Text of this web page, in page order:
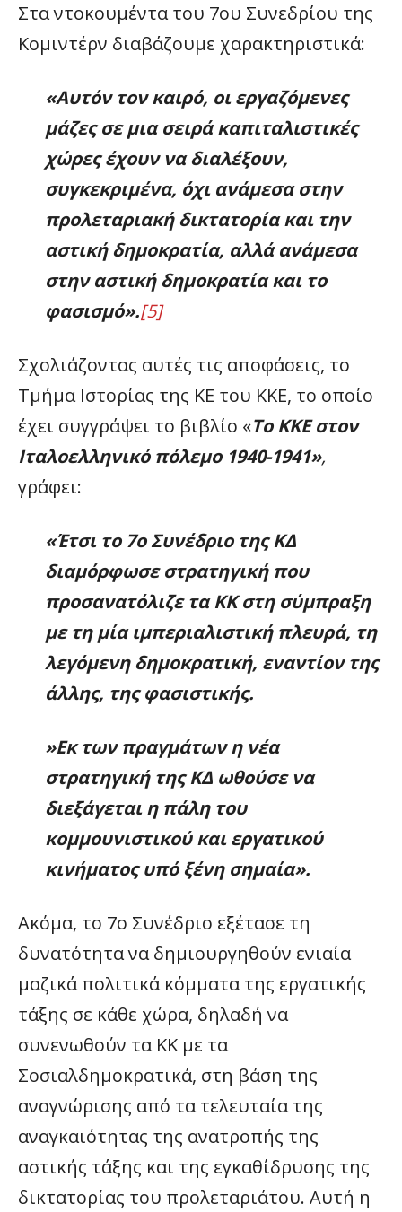
Στα ντοκουμέντα του 7ου Συνεδρίου της
Κομιντέρν διαβάζουμε χαρακτηριστικά:
«Αυτόν τον καιρό, οι εργαζόμενες
μάζες σε μια σειρά καπιταλιστικές
χώρες έχουν να διαλέξουν,
συγκεκριμένα, όχι ανάμεσα στην
προλεταριακή δικτατορία και την
αστική δημοκρατία, αλλά ανάμεσα
στην αστική δημοκρατία και το
φασισμό».[5]
Σχολιάζοντας αυτές τις αποφάσεις, το
Τμήμα Ιστορίας της ΚΕ του ΚΚΕ, το οποίο
έχει συγγράψει το βιβλίο «Το ΚΚΕ στον
Ιταλοελληνικό πόλεμο 1940-1941»,
γράφει:
«Έτσι το 7ο Συνέδριο της ΚΔ
διαμόρφωσε στρατηγική που
προσανατόλιζε τα ΚΚ στη σύμπραξη
με τη μία ιμπεριαλιστική πλευρά, τη
λεγόμενη δημοκρατική, εναντίον της
άλλης, της φασιστικής.
»Εκ των πραγμάτων η νέα
στρατηγική της ΚΔ ωθούσε να
διεξάγεται η πάλη του
κομμουνιστικού και εργατικού
κινήματος υπό ξένη σημαία».
Ακόμα, το 7ο Συνέδριο εξέτασε τη
δυνατότητα να δημιουργηθούν ενιαία
μαζικά πολιτικά κόμματα της εργατικής
τάξης σε κάθε χώρα, δηλαδή να
συνενωθούν τα ΚΚ με τα
Σοσιαλδημοκρατικά, στη βάση της
αναγνώρισης από τα τελευταία της
αναγκαιότητας της ανατροπής της
αστικής τάξης και της εγκαθίδρυσης της
δικτατορίας του προλεταριάτου. Αυτή η